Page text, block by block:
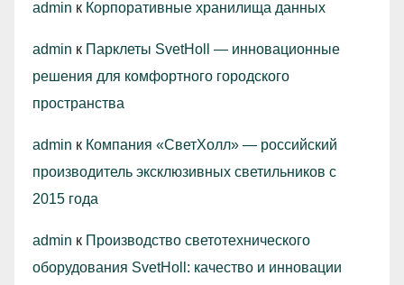
admin к Корпоративные хранилища данных
admin к Парклеты SvetHoll — инновационные
решения для комфортного городского
пространства
admin к Компания «СветХолл» — российский
производитель эксклюзивных светильников с
2015 года
admin к Производство светотехнического
оборудования SvetHoll: качество и инновации